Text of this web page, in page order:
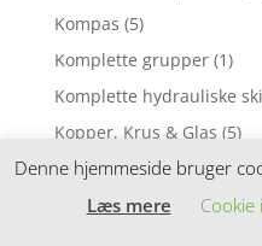
Kompas (5)
Komplette grupper (1)
Komplette hydrauliske
Kopper, Krus & Glas (5)
Kortholder, gpsholder
Køkken (1)
Denne hjemmeside bruger
Læs mere
Cookie